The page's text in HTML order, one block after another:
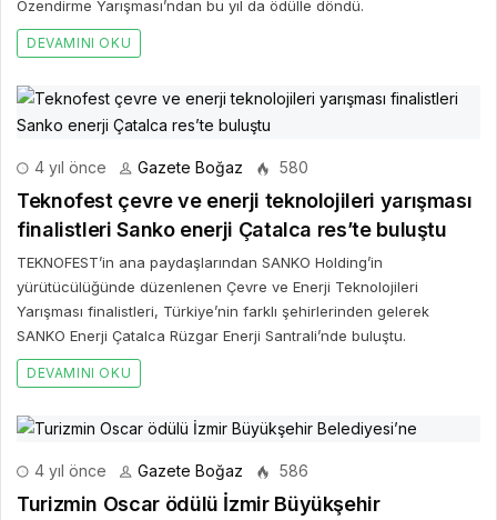
Özendirme Yarışması’ndan bu yıl da ödülle döndü.
DEVAMINI OKU
4 yıl önce Gazete Boğaz 580
Teknofest çevre ve enerji teknolojileri yarışması
finalistleri Sanko enerji Çatalca res’te buluştu
TEKNOFEST’in ana paydaşlarından SANKO Holding’in
yürütücülüğünde düzenlenen Çevre ve Enerji Teknolojileri
Yarışması finalistleri, Türkiye’nin farklı şehirlerinden gelerek
SANKO Enerji Çatalca Rüzgar Enerji Santrali’nde buluştu.
DEVAMINI OKU
4 yıl önce Gazete Boğaz 586
Turizmin Oscar ödülü İzmir Büyükşehir